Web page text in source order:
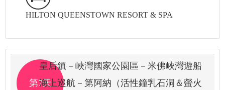
HILTON QUEENSTOWN RESORT & SPA
第7天
皇后鎮－峽灣國家公園區－米佛峽灣遊船
海上巡航－第阿納（活性鐘乳石洞＆螢火